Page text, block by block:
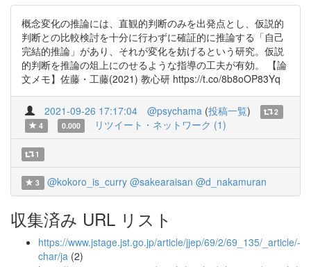
概念変化の推論には、直観的判断のみを出発点とし、仮説的
判断との比較検討を十分に行わずに確証的に推論する「自己
完結的推論」があり、それが変化を妨げるという研究。仮説
的判断を推論の俎上にのせるような指導の工夫が有効。 【論
文メモ】佐藤・工藤(2021) 教心研 https://t.co/8b8oOP83Yq
2021-09-26 17:17:04 @psychama (投稿一覧)
2
4
0.000 リツイート・ネットワーク (1)
1
3 @kokoro_is_curry @sakearaisan @d_nakamuran
収集済み URL リスト
https://www.jstage.jst.go.jp/article/jjep/69/2/69_135/_article/-
char/ja (2)